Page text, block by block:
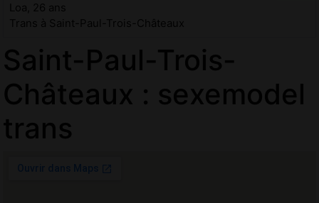
Loa, 26 ans
Trans à Saint-Paul-Trois-Châteaux
Saint-Paul-Trois-
Châteaux : sexemodel
trans